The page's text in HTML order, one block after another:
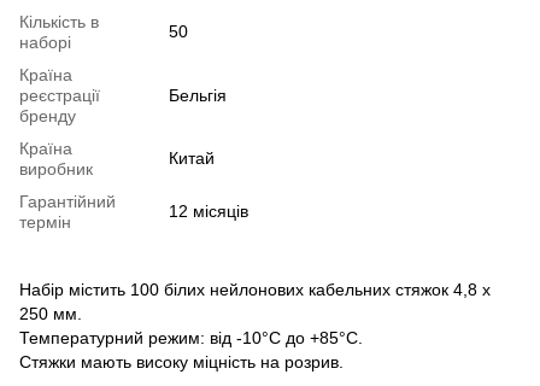
Кількість в
наборі
50
Країна
реєстрації
бренду
Бельгія
Країна
виробник
Китай
Гарантійний
термін
12 місяців
Набір містить 100 білих нейлонових кабельних стяжок 4,8 x
250 мм.
Температурний режим: від -10°C до +85°C.
Стяжки мають високу міцність на розрив.